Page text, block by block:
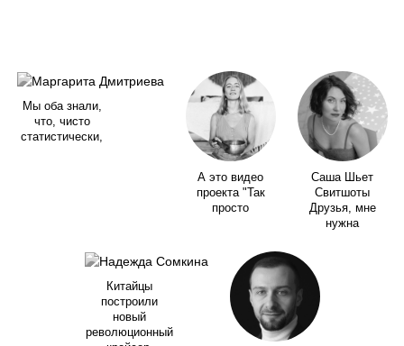
Мы оба знали,
что, чисто
статистически,
А это видео
проекта "Так
просто
Саша Шьет
Свитшоты
Друзья, мне
нужна
Китайцы
построили
новый
революционный